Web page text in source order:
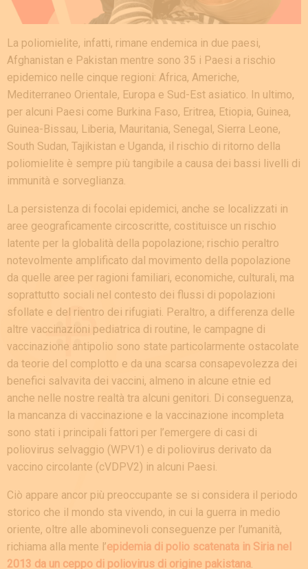
La poliomielite, infatti, rimane endemica in due paesi,
Afghanistan e Pakistan mentre sono 35 i Paesi a rischio
epidemico nelle cinque regioni: Africa, Americhe,
Mediterraneo Orientale, Europa e Sud-Est asiatico. In ultimo,
per alcuni Paesi come Burkina Faso, Eritrea, Etiopia, Guinea,
Guinea-Bissau, Liberia, Mauritania, Senegal, Sierra Leone,
South Sudan, Tajikistan e Uganda, il rischio di ritorno della
poliomielite è sempre più tangibile a causa dei bassi livelli di
immunità e sorveglianza.
La persistenza di focolai epidemici, anche se localizzati in
aree geograficamente circoscritte, costituisce un rischio
latente per la globalità della popolazione; rischio peraltro
notevolmente amplificato dal movimento della popolazione
da quelle aree per ragioni familiari, economiche, culturali, ma
soprattutto sociali nel contesto dei flussi di popolazioni
sfollate e del rientro dei rifugiati. Peraltro, a differenza delle
altre vaccinazioni pediatrica di routine, le campagne di
vaccinazione antipolio sono state particolarmente ostacolate
da teorie del complotto e da una scarsa consapevolezza dei
benefici salvavita dei vaccini, almeno in alcune etnie ed
anche nelle nostre realtà tra alcuni genitori. Di conseguenza,
la mancanza di vaccinazione e la vaccinazione incompleta
sono stati i principali fattori per l’emergere di casi di
poliovirus selvaggio (WPV1) e di poliovirus derivato da
vaccino circolante (cVDPV2) in alcuni Paesi.
Ciò appare ancor più preoccupante se si considera il periodo
storico che il mondo sta vivendo, in cui la guerra in medio
oriente, oltre alle abominevoli conseguenze per l’umanità,
richiama alla mente l’epidemia di polio scatenata in Siria nel
2013 da un ceppo di poliovirus di origine pakistana.